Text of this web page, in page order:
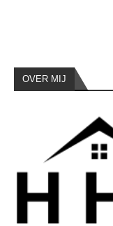
OVER MIJ